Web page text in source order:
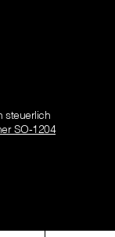
steuerlich
SO-1204